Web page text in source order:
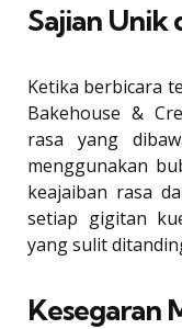
Sajian Unik
Ketika berbicara
Bakehouse &
rasa yang
menggunakan
keajaiban rasa
setiap gigitan
yang sulit
Kesegaran